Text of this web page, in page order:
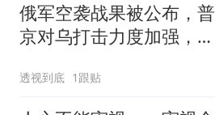
俄军空袭战果被公布，普
京对乌打击力度加强，泽
透视到底 1跟贴